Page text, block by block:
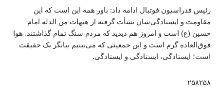
رئیس فدراسیون فوتبال ادامه داد: باور همه این است که این
مقاومت و ایستادگی‌شان نشأت گرفته از هیهات من الذله امام
حسین (ع) است و امروز هم دیدید که مردم سنگ تمام گذاشتند. هوا
فوق‌العاده گرم است و این جمعیتی که می‌بینیم بیانگر یک حقیقت
است؛ ایستادگی، ایستادگی و ایستادگی.
۲۵۸۲۵۸